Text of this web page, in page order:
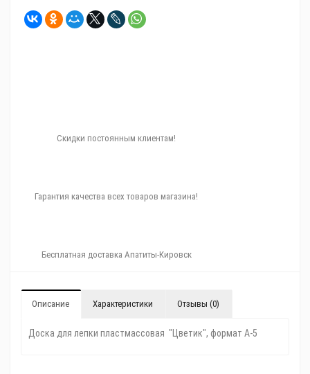
Скидки постоянным клиентам!
Гарантия качества всех товаров магазина!
Бесплатная доставка Апатиты-Кировск
Описание Характеристики Отзывы (0)
Доска для лепки пластмассовая "Цветик", формат А-5